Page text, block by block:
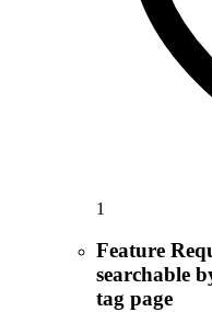
1
Feature
searchable
tag page